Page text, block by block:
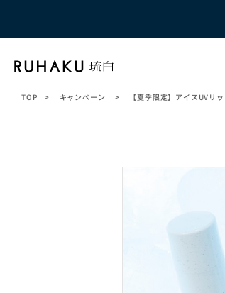
TOP > キャンペーン > 【夏季限定】アイスUVリ